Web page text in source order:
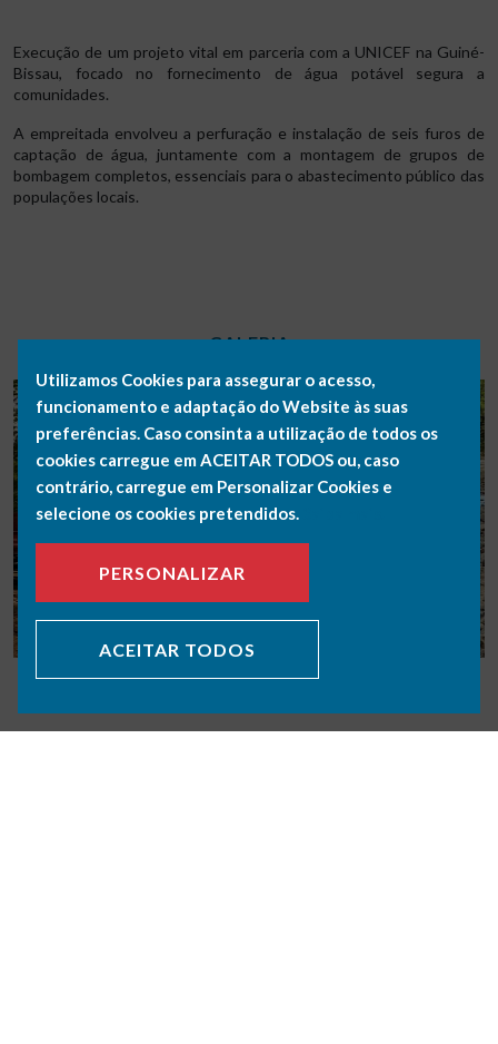
Execução de um projeto vital em parceria com a UNICEF na Guiné-
Bissau, focado no fornecimento de água potável segura a
comunidades.
A empreitada envolveu a perfuração e instalação de seis furos de
captação de água, juntamente com a montagem de grupos de
bombagem completos, essenciais para o abastecimento público das
populações locais.
GALERIA
Utilizamos Cookies para assegurar o acesso,
funcionamento e adaptação do Website às suas
preferências. Caso consinta a utilização de todos os
cookies carregue em ACEITAR TODOS ou, caso
contrário, carregue em Personalizar Cookies e
selecione os cookies pretendidos.
PERSONALIZAR
ACEITAR TODOS